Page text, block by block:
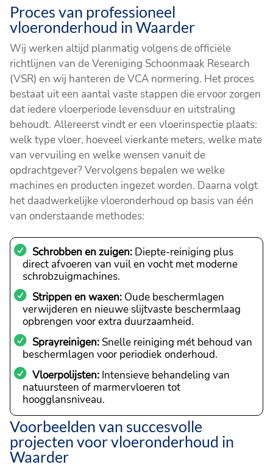
Proces van professioneel
vloeronderhoud in Waarder
Wij werken altijd planmatig volgens de officiële
richtlijnen van de Vereniging Schoonmaak Research
(VSR) en wij hanteren de VCA normering. Het proces
bestaat uit een aantal vaste stappen die ervoor zorgen
dat iedere vloerperiode levensduur en uitstraling
behoudt. Allereerst vindt er een vloerinspectie plaats:
welk type vloer, hoeveel vierkante meters, welke mate
van vervuiling en welke wensen vanuit de
opdrachtgever? Vervolgens bepalen we welke
machines en producten ingezet worden. Daarna volgt
het daadwerkelijke vloeronderhoud op basis van één
van onderstaande methodes:
Schrobben en zuigen: Diepte-reiniging plus
direct afvoeren van vuil en vocht met moderne
schrobzuigmachines.
Strippen en waxen: Oude beschermlagen
verwijderen en nieuwe slijtvaste beschermlaag
opbrengen voor extra duurzaamheid.
Sprayreinigen: Snelle reiniging mét behoud van
beschermlagen voor periodiek onderhoud.
Vloerpolijsten: Intensieve behandeling van
natuursteen of marmervloeren tot
hoogglansniveau.
Voorbeelden van succesvolle
projecten voor vloeronderhoud in
Waarder